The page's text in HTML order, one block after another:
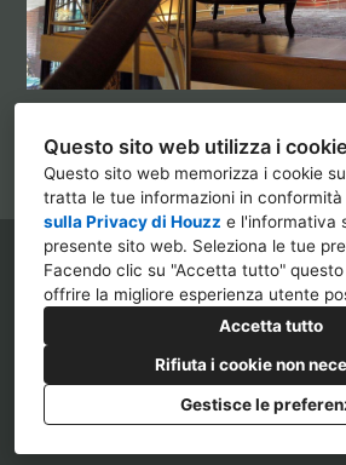
Questo sito web utilizza i cookie
Questo sito web memorizza i cookie
tratta le tue informazioni in conformità
sulla Privacy di Houzz e l'informativa
presente sito web. Seleziona le tue
Facendo clic su "Accetta tutto"
offrire la migliore esperienza utente
Accetta tutto
Rifiuta i cookie non
Gestisce le
Viale Fulvio Testi n.31,
346 751 4860
Privacy Impostazione dei